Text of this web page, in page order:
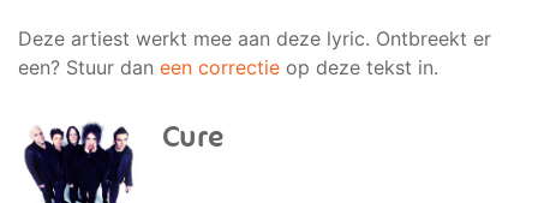
Deze artiest werkt mee aan deze lyric. Ontbreekt er
een? Stuur dan een correctie op deze tekst in.
Cure